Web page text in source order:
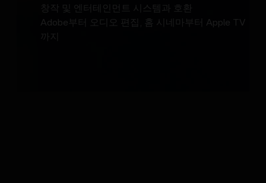
창작 및 엔터테인먼트 시스템과 호환
Adobe부터 오디오 편집, 홈 시네마부터 Apple TV
까지